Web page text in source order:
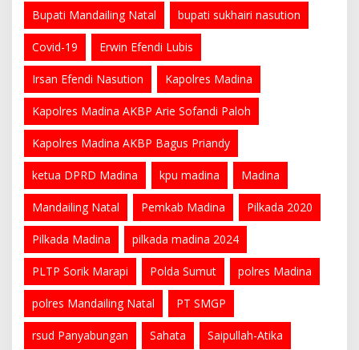
Bupati Mandailing Natal bupati sukhairi nasution
Covid-19 Erwin Efendi Lubis
Irsan Efendi Nasution Kapolres Madina
Kapolres Madina AKBP Arie Sofandi Paloh
Kapolres Madina AKBP Bagus Priandy
ketua DPRD Madina kpu madina Madina
Mandailing Natal Pemkab Madina Pilkada 2020
Pilkada Madina pilkada madina 2024
PLTP Sorik Marapi Polda Sumut polres Madina
polres Mandailing Natal PT SMGP
rsud Panyabungan Sahata Saipullah-Atika